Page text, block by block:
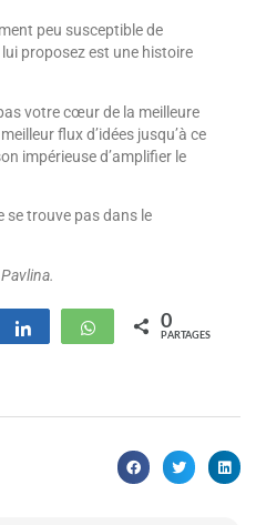
peu susceptible de
proposez est une histoire
votre cœur de la meilleure
flux d’idées jusqu’à ce
impérieuse d’amplifier le
se trouve pas dans le
Partagez WhatsApp
0
PARTAGES